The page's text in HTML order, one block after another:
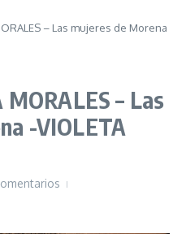
– Las mujeres de Morena
– Las
-VIOLETA